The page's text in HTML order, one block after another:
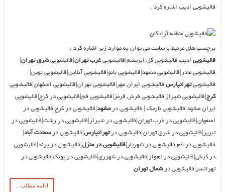
قالیشویی ادیب اشاره کرد .
برچسب های مرتبط با سایت می توان به موارد زیر اشاره کرد :
قالیشویی ادیب|قالیشویی گل ابریشم|قالیشویی غرب تهران|قالیشوییشرق تهران|
قالیشویی مادر|قالیشویی مشهد|قالیشویی بانو|قالیشویی آنلاین|قالیشویی نوین|
قالیشوییتهرانپارس|قالیشویی ایران مهر|قالیشویی تهران|قالیشویی اصفهان|قالیشویی
کرج|قالیشویی شیراز|قالیشویی فرش قرمز|قالیشویی قم|قالیشویی در کرج|قالیشویی
ایران مشهد|قالیشویی نارمک | قالیشویی درمشهد|قالیشویی در کرج|قالیشویی در
اصفهان|قالیشویی در غرب تهران|قالیشویی در شیراز|قالیشویی در رشت|قالیشویی در
تبریز|قالیشویی در شرق تهران|قالیشویی درتهرانپارس|قالیشویی درسعادت آباد|
قالیشویی در قم|قالیشویی در شهریار| قالیشویی در منزل|قالیشویی در پرند|قالیشویی
در کیش|قالیشویی در اهواز|قالیشویی در شهرری|قالیشویی در پونک|قالیشویی در
تهرانسر|قالیشویی درشمال تهران
ادامه مطلب...